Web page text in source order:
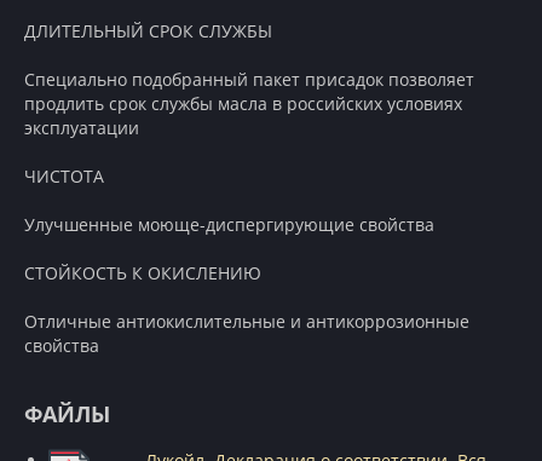
ДЛИТЕЛЬНЫЙ СРОК СЛУЖБЫ
Специально подобранный пакет присадок позволяет
продлить срок службы масла в российских условиях
эксплуатации
ЧИСТОТА
Улучшенные моюще-диспергирующие свойства
СТОЙКОСТЬ К ОКИСЛЕНИЮ
Отличные антиокислительные и антикоррозионные
свойства
ФАЙЛЫ